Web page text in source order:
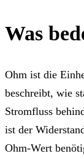
Was
Ohm ist die
beschreibt, wie
Stromfluss
ist der
Ohm-Wert